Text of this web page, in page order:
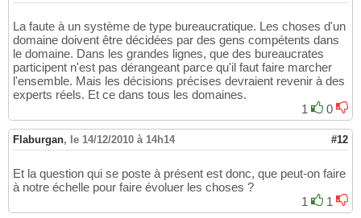
La faute à un système de type bureaucratique. Les choses d'un
domaine doivent être décidées par des gens compétents dans
le domaine. Dans les grandes lignes, que des bureaucrates
participent n'est pas dérangeant parce qu'il faut faire marcher
l'ensemble. Mais les décisions précises devraient revenir à des
experts réels. Et ce dans tous les domaines.
1
0
Flaburgan, le 14/12/2010 à 14h14 #12
Et la question qui se poste à présent est donc, que peut-on faire
à notre échelle pour faire évoluer les choses ?
1
1